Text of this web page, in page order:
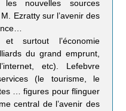
nouvelles sources
Ezratty sur l’avenir des
et surtout l’économie
du grand emprunt,
etc). Lefebvre
(le tourisme, le
… figures pour flinguer
central de l’avenir des